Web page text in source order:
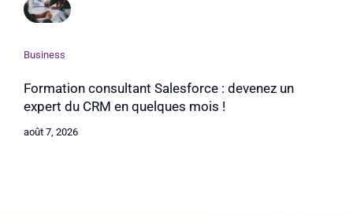
Business
Formation consultant Salesforce : devenez un
expert du CRM en quelques mois !
août 7, 2026